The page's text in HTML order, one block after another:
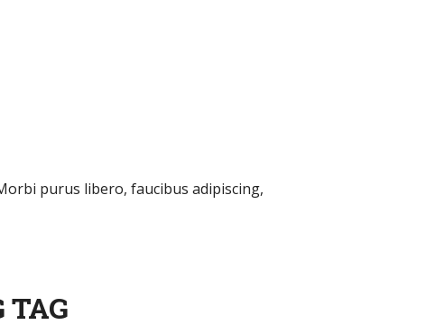
purus libero, faucibus adipiscing,
TAG